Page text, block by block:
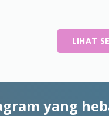
LIHAT
yang